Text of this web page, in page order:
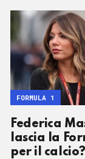
Federica
lascia la
per il
FORMULA 1